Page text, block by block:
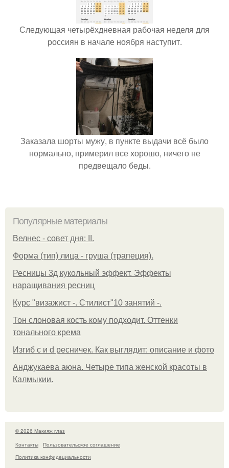
Следующая четырёхдневная рабочая неделя для
россиян в начале ноября наступит.
Заказала шорты мужу, в пункте выдачи всё было
нормально, примерил все хорошо, ничего не
предвещало беды.
Популярные материалы
Велнес - совет дня: II.
Форма (тип) лица - груша (трапеция).
Ресницы 3д кукольный эффект. Эффекты
наращивания ресниц
Курс "визажист -. Стилист"10 занятий -.
Тон слоновая кость кому подходит. Оттенки
тонального крема
Изгиб c и d ресничек. Как выглядит: описание и фото
Анджукаева аюна. Четыре типа женской красоты в
Калмыкии.
© 2026 Макияж глаз
Контакты
Пользовательское соглашение
Политика конфидециальности